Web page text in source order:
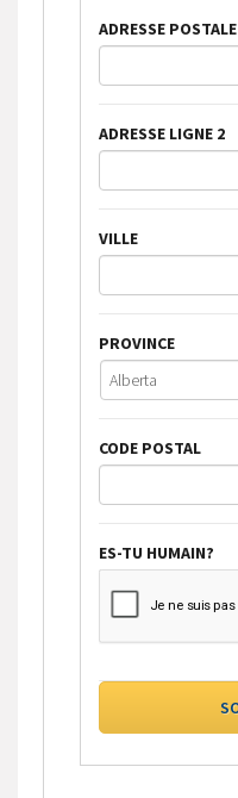
ADRESSE POSTALE
ADRESSE LIGNE 2
VILLE
PROVINCE
CODE POSTAL
ES-TU HUMAIN?